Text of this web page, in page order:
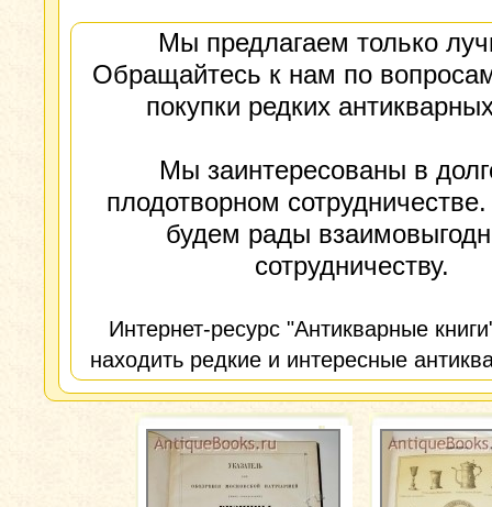
Мы предлагаем только
Обращайтесь к нам по
покупки редких
Мы заинтересованы в
плодотворном
будем рады
сотрудничеству.
Интернет-ресурс "Антикварные
находить редкие и интересные